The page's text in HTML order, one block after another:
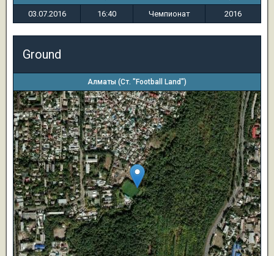
03.07.2016 16:40 Чемпионат 2016
Ground
Алматы (Ст. "Football Land")